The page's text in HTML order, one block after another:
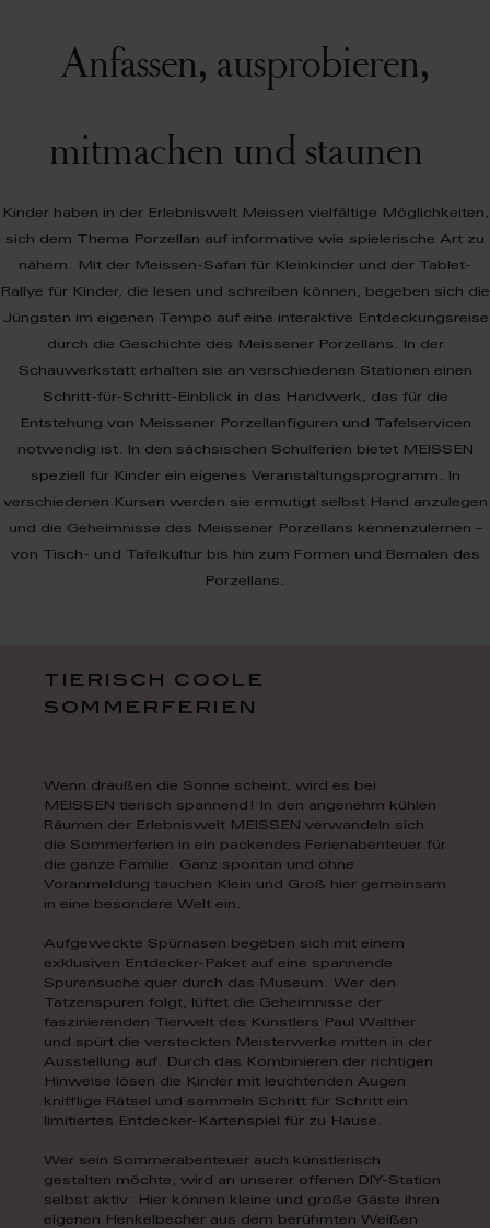
Anfassen, ausprobieren,
mitmachen und staunen
Kinder haben in der Erlebniswelt Meissen vielfältige Möglichkeiten,
sich dem Thema Porzellan auf informative wie spielerische Art zu
nähern. Mit der Meissen-Safari für Kleinkinder und der Tablet-
Rallye für Kinder, die lesen und schreiben können, begeben sich die
Jüngsten im eigenen Tempo auf eine interaktive Entdeckungsreise
durch die Geschichte des Meissener Porzellans. In der
Schauwerkstatt erhalten sie an verschiedenen Stationen einen
Schritt-für-Schritt-Einblick in das Handwerk, das für die
Entstehung von Meissener Porzellanfiguren und Tafelservicen
notwendig ist. In den sächsischen Schulferien bietet MEISSEN
speziell für Kinder ein eigenes Veranstaltungsprogramm. In
verschiedenen Kursen werden sie ermutigt selbst Hand anzulegen
und die Geheimnisse des Meissener Porzellans kennenzulernen –
von Tisch- und Tafelkultur bis hin zum Formen und Bemalen des
Porzellans.
tierisch coole
sommerferien
Wenn draußen die Sonne scheint, wird es bei
MEISSEN tierisch spannend! In den angenehm kühlen
Räumen der Erlebniswelt MEISSEN verwandeln sich
die Sommerferien in ein packendes Ferienabenteuer für
die ganze Familie. Ganz spontan und ohne
Voranmeldung tauchen Klein und Groß hier gemeinsam
in eine besondere Welt ein.
Aufgeweckte Spürnasen begeben sich mit einem
exklusiven Entdecker-Paket auf eine spannende
Spurensuche quer durch das Museum. Wer den
Tatzenspuren folgt, lüftet die Geheimnisse der
faszinierenden Tierwelt des Künstlers Paul Walther
und spürt die versteckten Meisterwerke mitten in der
Ausstellung auf. Durch das Kombinieren der richtigen
Hinweise lösen die Kinder mit leuchtenden Augen
knifflige Rätsel und sammeln Schritt für Schritt ein
limitiertes Entdecker-Kartenspiel für zu Hause.
Wer sein Sommerabenteuer auch künstlerisch
gestalten möchte, wird an unserer offenen DIY-Station
selbst aktiv: Hier können kleine und große Gäste ihren
eigenen Henkelbecher aus dem berühmten Weißen